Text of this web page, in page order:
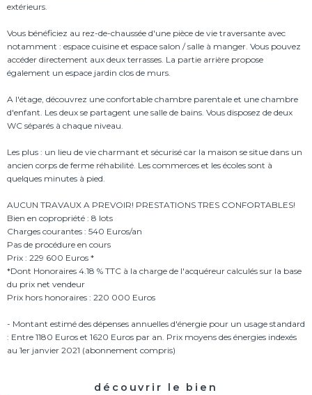
extérieurs.
Vous bénéficiez au rez-de-chaussée d'une pièce de vie traversante avec
notamment : espace cuisine et espace salon / salle à manger. Vous pouvez
accéder directement aux deux terrasses. La partie arrière propose
également un espace jardin clos de murs.
A l'étage, découvrez une confortable chambre parentale et une chambre
d'enfant. Les deux se partagent une salle de bains. Vous disposez de deux
WC séparés à chaque niveau.
Les plus : un lieu de vie charmant et sécurisé car la maison se situe dans un
ancien corps de ferme réhabilité. Les commerces et les écoles sont à
quelques minutes à pied.
AUCUN TRAVAUX A PREVOIR! PRESTATIONS TRES CONFORTABLES!
Bien en copropriété : 8 lots
Charges courantes : 540 Euros/an
Pas de procédure en cours
Prix : 229 600 Euros *
*Dont Honoraires 4.18 % TTC à la charge de l'acquéreur calculés sur la base
du prix net vendeur
Prix hors honoraires : 220 000 Euros
- Montant estimé des dépenses annuelles d'énergie pour un usage standard
: Entre 1180 Euros et 1620 Euros par an. Prix moyens des énergies indexés
découvrir le bien